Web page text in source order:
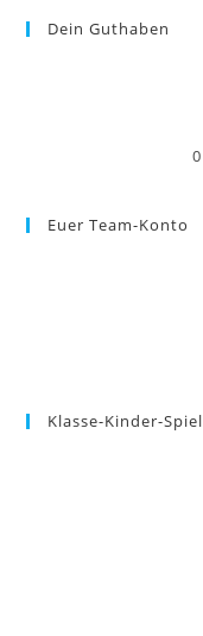
Dein Guthaben
0
Euer Team-Konto
Klasse-Kinder-Spiel